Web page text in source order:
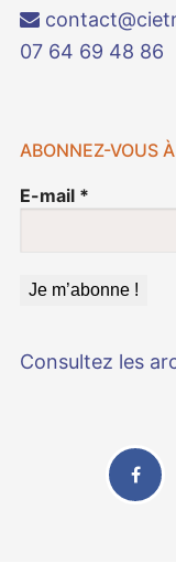
07 64 69 48 86
ABONNEZ-VOUS
E-mail *
Consultez les